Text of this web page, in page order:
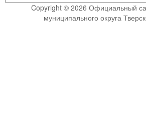
Copyright © 2026 Официальный
муниципального округа